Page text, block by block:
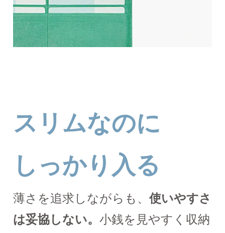
スリムなのに
しっかり入る
薄さを追求しながらも、 使いやすさ
は妥協しない。 小銭を見やすく収納